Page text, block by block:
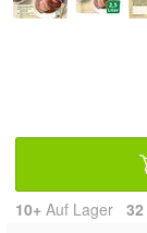
10+ Auf Lager 32